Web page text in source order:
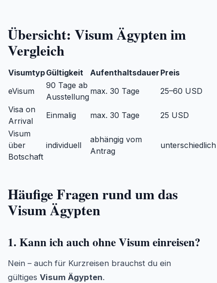
Übersicht: Visum Ägypten im
Vergleich
VisumtypGültigkeit Aufenthaltsdauer Preis
eVisum
90 Tage ab
Ausstellung
max. 30 Tage
25–60 USD
Visa on
Arrival
Einmalig max. 30 Tage
25 USD
Visum
über
Botschaft
individuell
abhängig vom
Antrag
unterschiedlich
Häufige Fragen rund um das
Visum Ägypten
1. Kann ich auch ohne Visum einreisen?
Nein – auch für Kurzreisen brauchst du ein
gültiges Visum Ägypten.